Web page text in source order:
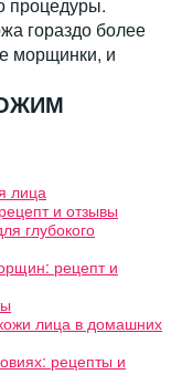
гораздо более
морщинки, и
лица
и отзывы
глубокого
рецепт и
лица в домашних
рецепты и